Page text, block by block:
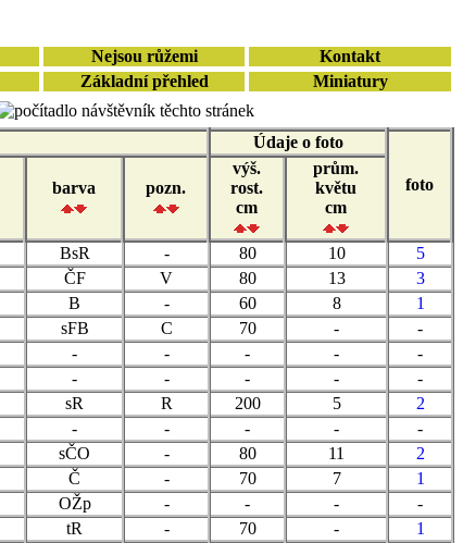
Nejsou růžemi
Kontakt
Základní přehled
Miniatury
návštěvník těchto stránek
Údaje o foto
foto
barva pozn.
výš.
rost.
cm
prům.
květu
cm
BsR - 80 10
5
ČF V 80 13
3
B - 60 8
1
sFB C 70 -
-
- - - -
-
- - - -
-
sR R 200 5
2
- - - -
-
sČO - 80 11
2
Č - 70 7
1
OŽp - - -
-
tR - 70 -
1